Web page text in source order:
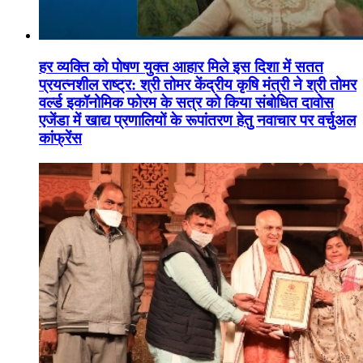
हर व्यक्ति को पोषण युक्त आहार मिले इस दिशा में सतत
प्रयत्नशील राष्ट्र: श्री तोमर केंद्रीय कृषि मंत्री ने श्री तोमर
वर्ल्ड इकॉनोमिक फोरम के सत्र को किया संबोधित दावोस
एजेंडा में खाद्य प्रणालियों के रूपांतरण हेतु नवाचार पर वर्चुअल
कांफ्रेंस